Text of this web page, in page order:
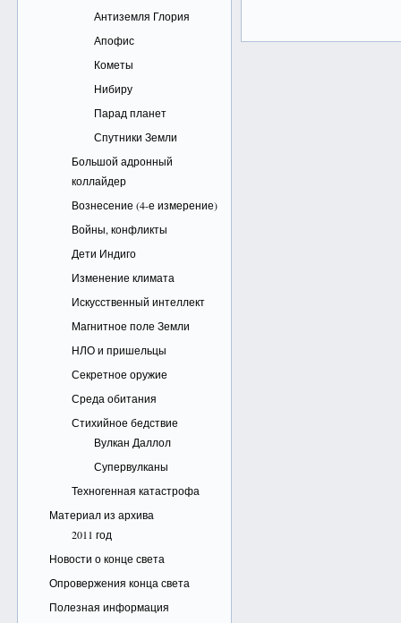
Антиземля Глория
Апофис
Кометы
Нибиру
Парад планет
Спутники Земли
Большой адронный
коллайдер
Вознесение (4-е измерение)
Войны, конфликты
Дети Индиго
Изменение климата
Искусственный интеллект
Магнитное поле Земли
НЛО и пришельцы
Секретное оружие
Среда обитания
Стихийное бедствие
Вулкан Даллол
Супервулканы
Техногенная катастрофа
Материал из архива
2011 год
Новости о конце света
Опровержения конца света
Полезная информация